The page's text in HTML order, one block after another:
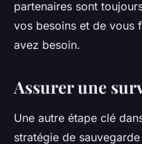
partenaires sont
vos besoins et de vous
avez besoin.
Assurer une
Une autre étape clé
stratégie de